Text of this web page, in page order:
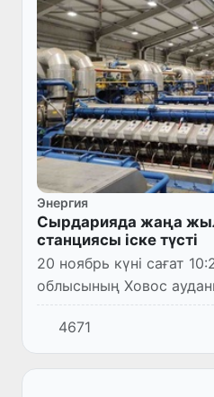
Энергия
Сырдарияда жаңа
станциясы іске түсті
20 ноябрь күні сағат
облысының Ховос
«Cengiz Enerji»
МВт жаңа газ-
станциясы
4671